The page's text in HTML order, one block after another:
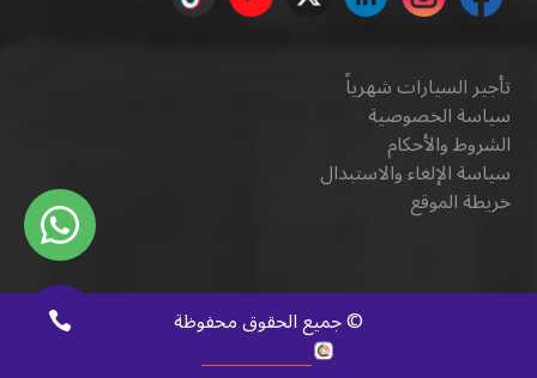
تأجير السيارات شهرياً
سياسة الخصوصية
الشروط والأحكام
سياسة الإلغاء والاستبدال
خريطة الموقع
©جميع الحقوق محفوظة